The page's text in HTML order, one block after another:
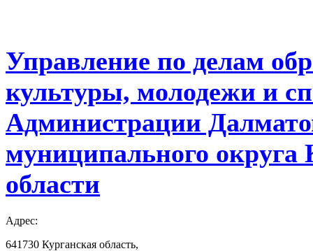
Управление по делам
культуры, молодежи и
Администрации
муниципального округа
области
Адрес:
641730 Курганская область,